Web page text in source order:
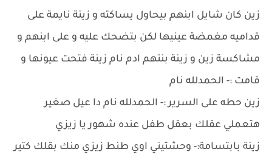
زين كان شايل ابنهم بيحاول يساكته و زينة نايمة على
قداميه مغمضة عينيها لكن بتضحك عليه و على ابنهم و
مشاكسة زين و زينة بنتهم ادم نام زينة فتحت عيونها و
قامت :- الحمدلله نام
زين حطه على السرير :- الحمدلله نام دا عيل صغير
هتعملي عقلك بعقل طفل عنده شهور يا زيزي
زينة بابتسامة:- وحشتيني اوي طنط زيزي منك بقلك كتير